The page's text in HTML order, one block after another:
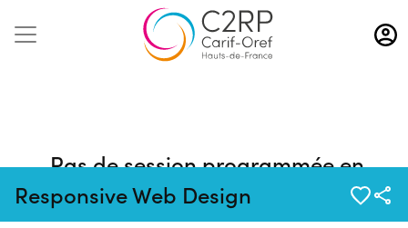
Aller
au
contenu
Responsive Web Design
Pas de session programmée en
ce moment